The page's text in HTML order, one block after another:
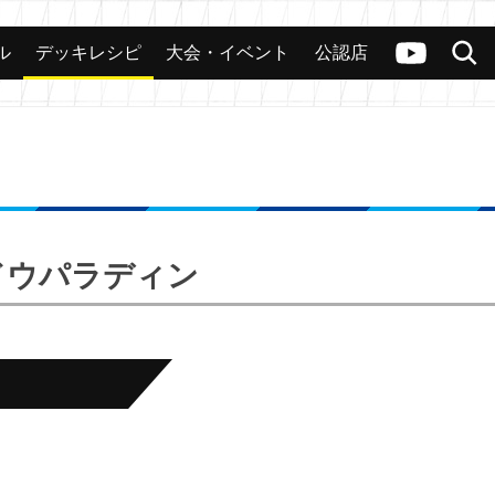
ヴァンガードch
検索
カード 大会 公認店舗 その他
デッキレシピ 大会・イベント 公認店
パラディン